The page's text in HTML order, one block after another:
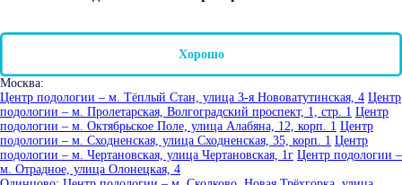
Хорошо
Москва:
Центр подологии – м. Тёплый Стан, улица 3-я Нововатутинская, 4 Центр
подологии – м. Пролетарская, Волгоградский проспект, 1, стр. 1 Центр
подологии – м. Октябрьское Поле, улица Алабяна, 12, корп. 1 Центр
подологии – м. Сходненская, улица Сходненская, 35, корп. 1 Центр
подологии – м. Чертановская, улица Чертановская, 1г Центр подологии –
м. Отрадное, улица Олонецкая, 4